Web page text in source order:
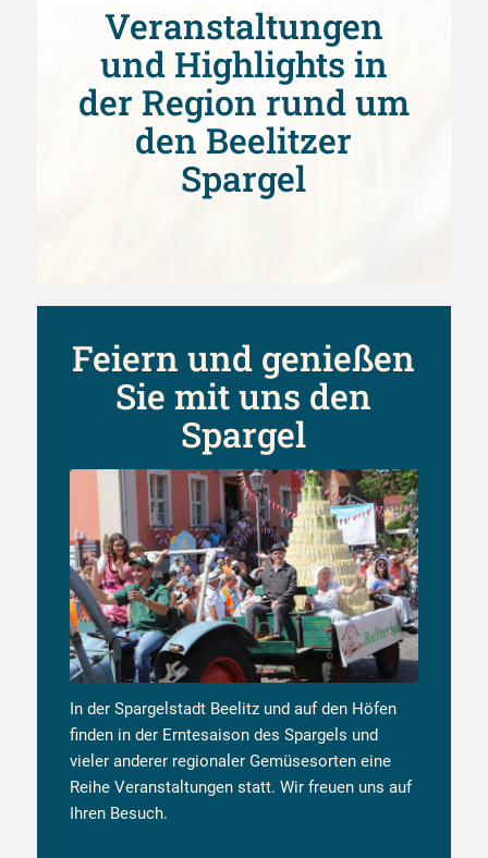
Veranstaltungen
und Highlights in
der Region rund um
den Beelitzer
Spargel
Feiern und genießen
Sie mit uns den
Spargel
In der Spargelstadt Beelitz und auf den Höfen
finden in der Erntesaison des Spargels und
vieler anderer regionaler Gemüsesorten eine
Reihe Veranstaltungen statt. Wir freuen uns auf
Ihren Besuch.